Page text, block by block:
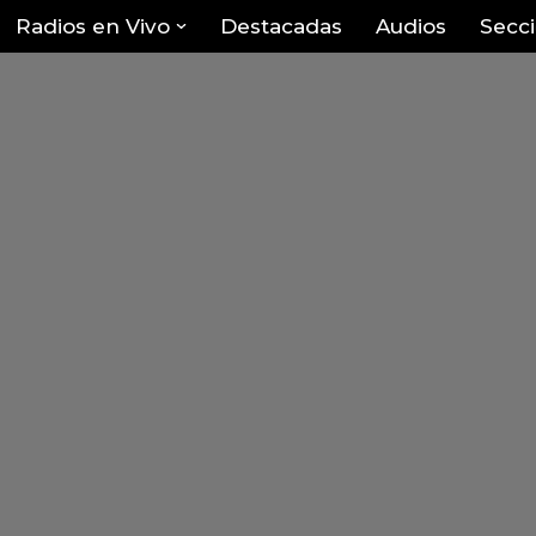
Radios en Vivo Destacadas Audios